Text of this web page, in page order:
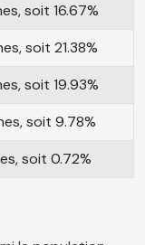
soit 16.67%
soit 21.38%
soit 19.93%
soit 9.78%
soit 0.72%